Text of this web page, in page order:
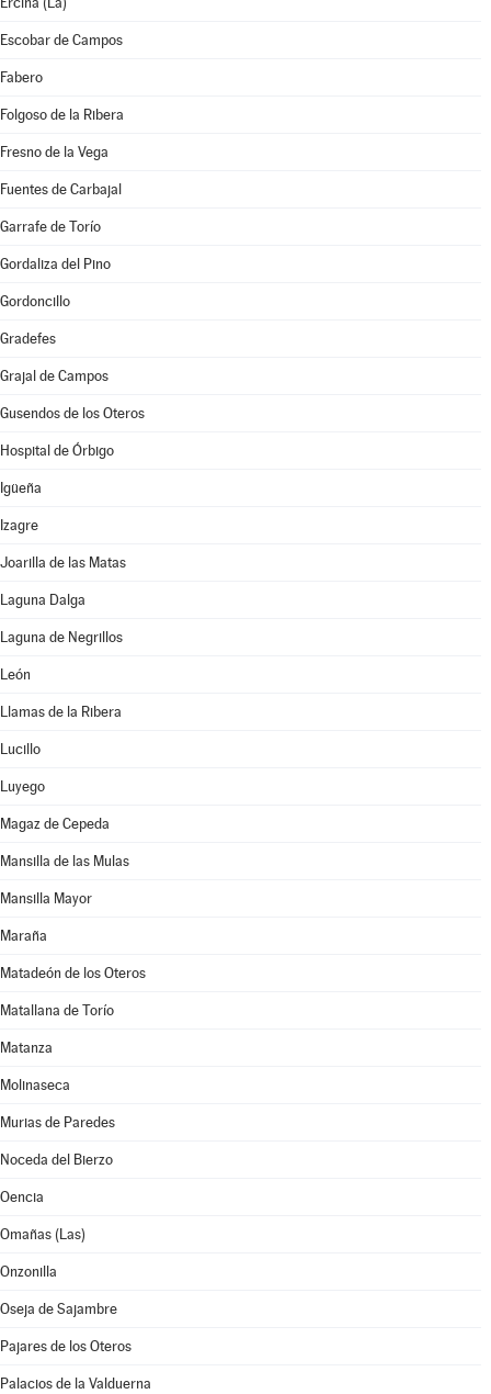
Escobar de Campos
Fabero
Folgoso de la Ribera
Fresno de la Vega
Fuentes de Carbajal
Garrafe de Torío
Gordaliza del Pino
Gordoncillo
Gradefes
Grajal de Campos
Gusendos de los Oteros
Hospital de Órbigo
Igüeña
Izagre
Joarilla de las Matas
Laguna Dalga
Laguna de Negrillos
León
Llamas de la Ribera
Lucillo
Luyego
Magaz de Cepeda
Mansilla de las Mulas
Mansilla Mayor
Maraña
Matadeón de los Oteros
Matallana de Torío
Matanza
Molinaseca
Murias de Paredes
Noceda del Bierzo
Oencia
Omañas (Las)
Onzonilla
Oseja de Sajambre
Pajares de los Oteros
Palacios de la Valduerna